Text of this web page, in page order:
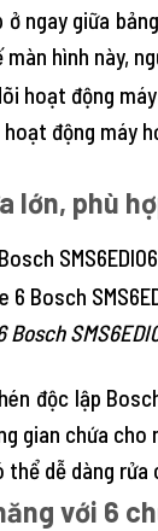
ở ngay giữa
hình này,
động máy
lớn, phù
Bosch
độc lập
gian chứa cho
thể dễ dàng
với 6